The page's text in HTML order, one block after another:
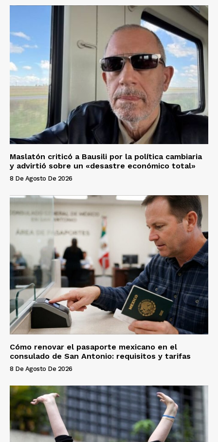
Maslatón criticó a Bausili por la política cambiaria
y advirtió sobre un «desastre económico total»
8 De Agosto De 2026
Cómo renovar el pasaporte mexicano en el
consulado de San Antonio: requisitos y tarifas
8 De Agosto De 2026